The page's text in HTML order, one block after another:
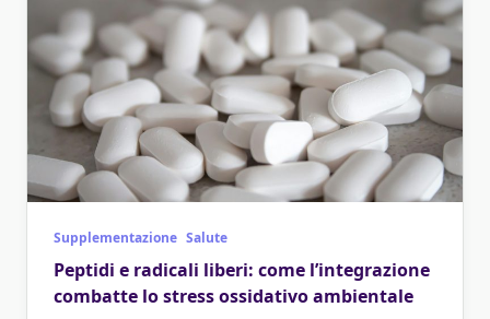
Supplementazione Salute
Peptidi e radicali liberi: come l’integrazione
combatte lo stress ossidativo ambientale